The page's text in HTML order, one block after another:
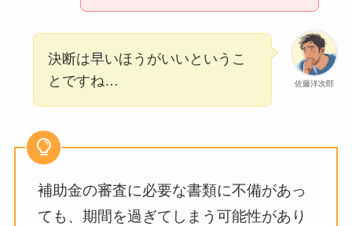
佐藤洋次郎
決断は早いほうがいいというこ
とですね…
補助金の審査に必要な書類に不備があっ
ても、期間を過ぎてしまう可能性があり